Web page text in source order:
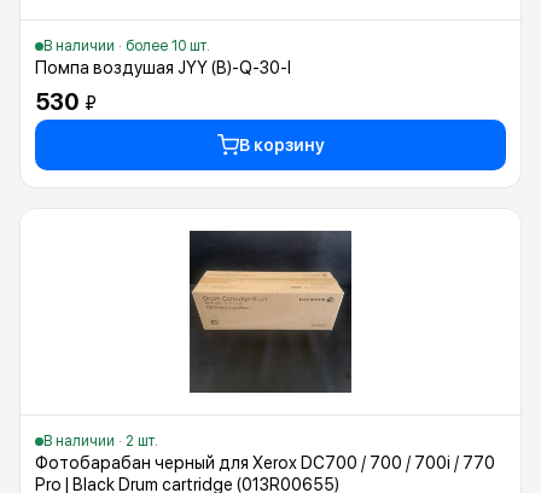
В наличии · более 10 шт.
Помпа воздушая JYY (B)-Q-30-I
530 ₽
В корзину
В наличии · 2 шт.
Фотобарабан черный для Xerox DC700 / 700 / 700i / 770
Pro | Black Drum cartridge (013R00655)